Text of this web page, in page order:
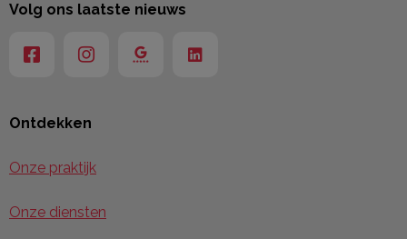
Ontdekken
Onze praktijk
Onze diensten
Volg ons laatste nieuws